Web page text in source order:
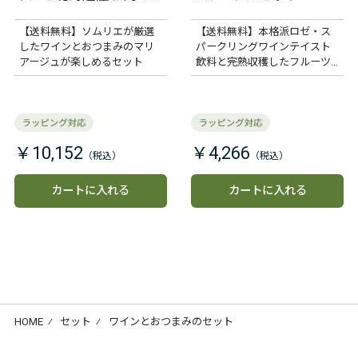
セット
【送料無料】ソムリエが厳選
したワインとおつまみのマリ
アージュが楽しめるセット
￥10,152
カートに入れる
【送料無料】本格派ロゼ・ス
パークリングワインテイスト
飲料と完熟収穫したフルーツ
をフリーズドライにしたエア
￥4,266
カートに入れる
HOME ⁄ セット ⁄ ワインとおつまみのセット